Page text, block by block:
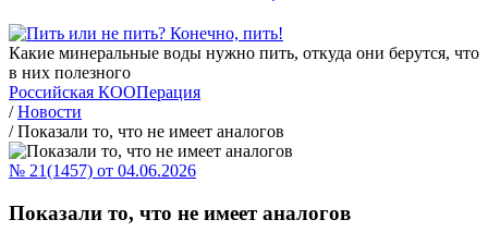
Какие минеральные воды нужно пить, откуда они берутся, что
в них полезного
Российская КООПерация
/ Новости
/ Показали то, что не имеет аналогов
№ 21(1457) от 04.06.2026
Показали то, что не имеет аналогов